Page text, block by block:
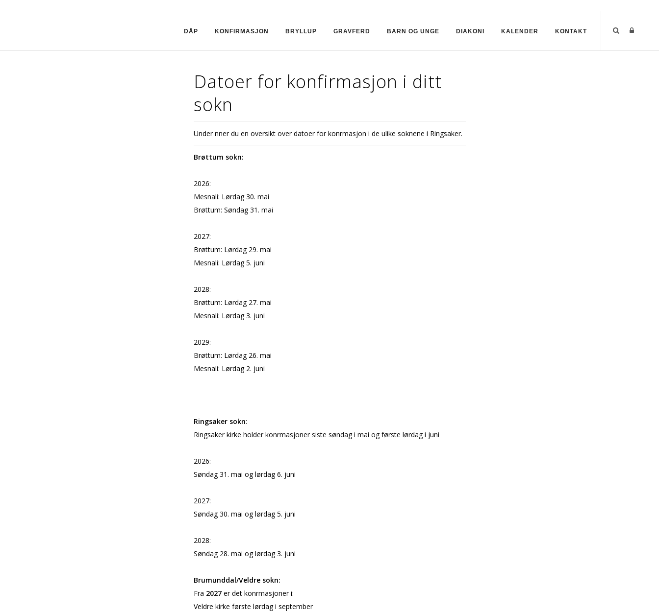
DÅP KONFIRMASJON BRYLLUP GRAVFERD BARN OG UNGE DIAKONI KALENDER KONTAKT
Datoer for konfirmasjon i ditt
sokn
Under finner du en oversikt over datoer for konfirmasjon i de ulike soknene i Ringsaker.
Brøttum sokn:
2026:
Mesnali: Lørdag 30. mai
Brøttum: Søndag 31. mai
2027:
Brøttum: Lørdag 29. mai
Mesnali: Lørdag 5. juni
2028:
Brøttum: Lørdag 27. mai
Mesnali: Lørdag 3. juni
2029:
Brøttum: Lørdag 26. mai
Mesnali: Lørdag 2. juni
Ringsaker sokn:
Ringsaker kirke holder konfirmasjoner siste søndag i mai og første lørdag i juni
2026:
Søndag 31. mai og lørdag 6. juni
2027:
Søndag 30. mai og lørdag 5. juni
2028:
Søndag 28. mai og lørdag 3. juni
Brumunddal/Veldre sokn:
Fra 2027er det konfirmasjoner i:
Veldre kirke første lørdag i september